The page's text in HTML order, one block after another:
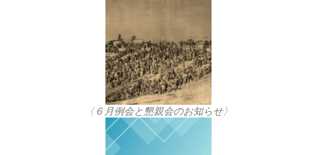
〈６月例会と懇親会のお知らせ〉